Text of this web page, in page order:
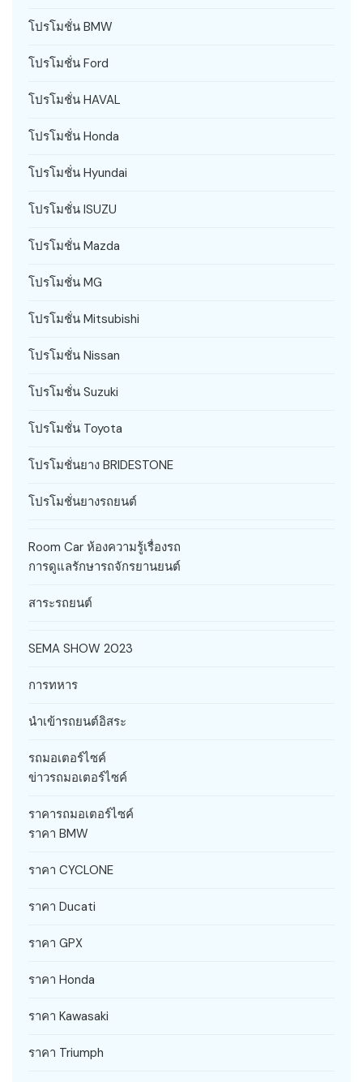
โปรโมชั่น BMW
โปรโมชั่น Ford
โปรโมชั่น HAVAL
โปรโมชั่น Honda
โปรโมชั่น Hyundai
โปรโมชั่น ISUZU
โปรโมชั่น Mazda
โปรโมชั่น MG
โปรโมชั่น Mitsubishi
โปรโมชั่น Nissan
โปรโมชั่น Suzuki
โปรโมชั่น Toyota
โปรโมชั่นยาง BRIDESTONE
โปรโมชั่นยางรถยนต์
Room Car ห้องความรู้เรื่องรถ
การดูแลรักษารถจักรยานยนต์
สาระรถยนต์
SEMA SHOW 2023
การทหาร
นำเข้ารถยนต์อิสระ
รถมอเตอร์ไซค์
ข่าวรถมอเตอร์ไซค์
ราคารถมอเตอร์ไซค์
ราคา BMW
ราคา CYCLONE
ราคา Ducati
ราคา GPX
ราคา Honda
ราคา Kawasaki
ราคา Triumph